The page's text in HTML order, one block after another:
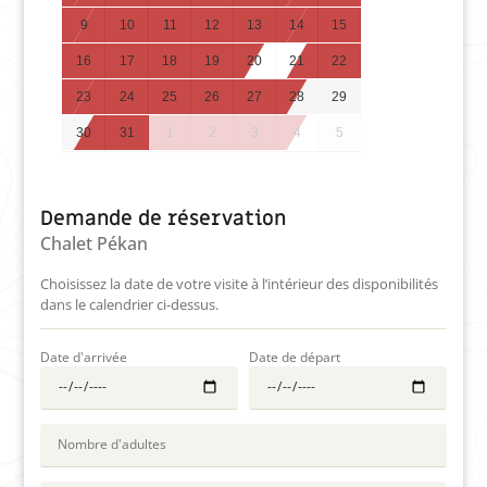
9 10 11 12 13 14 15
16 17 18 19 20 21 22
23 24 25 26 27 28 29
30 31 1 2 3 4 5
Demande de réservation
Chalet Pékan
Choisissez la date de votre visite à l’intérieur des disponibilités
dans le calendrier ci-dessus.
Date d'arrivée Date de départ